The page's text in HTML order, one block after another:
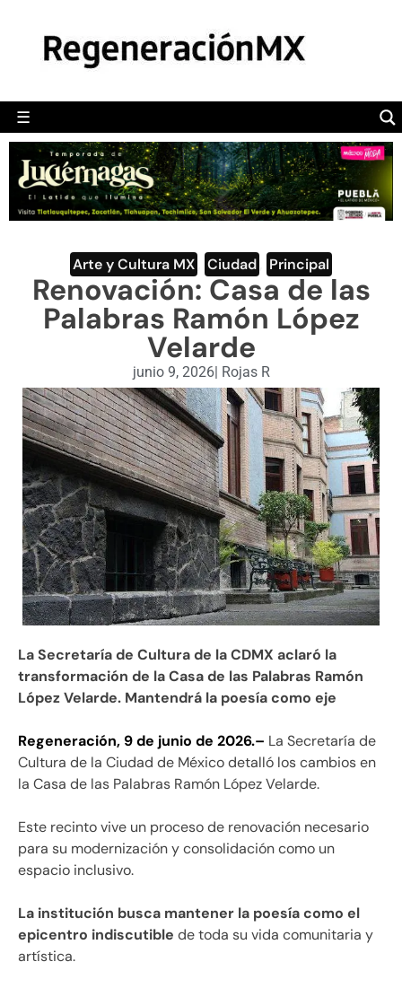
☰
POLÍTICA
CAMALEÓN
OPINIÓN
DEPORTES
ENGLISH SECTION
VIDEOS
Arte y Cultura MX Ciudad Principal
Renovación: Casa de las
Palabras Ramón López
Velarde
junio 9, 2026| Rojas R
La Secretaría de Cultura de la CDMX aclaró la
transformación de la Casa de las Palabras Ramón
López Velarde. Mantendrá la poesía como eje
Regeneración, 9 de junio de 2026.– La Secretaría de
Cultura de la Ciudad de México detalló los cambios en
la Casa de las Palabras Ramón López Velarde.
Este recinto vive un proceso de renovación necesario
para su modernización y consolidación como un
espacio inclusivo.
La institución busca mantener la poesía como el
epicentro indiscutible de toda su vida comunitaria y
artística.